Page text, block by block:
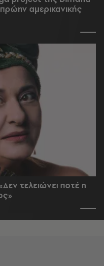
αμερικανικής
τελειώνει ποτέ η